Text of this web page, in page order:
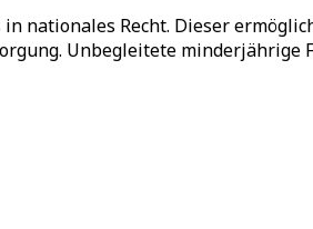
nationales Recht. Dieser
Unbegleitete